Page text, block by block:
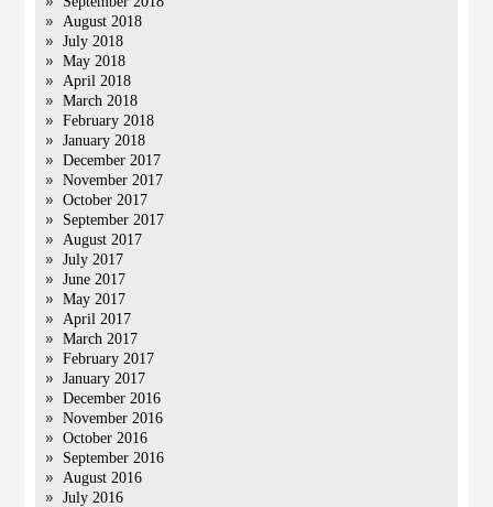
August 2018
July 2018
May 2018
April 2018
March 2018
February 2018
January 2018
December 2017
November 2017
October 2017
September 2017
August 2017
July 2017
June 2017
May 2017
April 2017
March 2017
February 2017
January 2017
December 2016
November 2016
October 2016
September 2016
August 2016
July 2016